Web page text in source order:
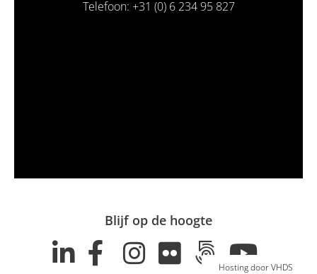
Telefoon: +31 (0) 6 234 95 827
Blijf op de hoogte
Hosting door VHDS